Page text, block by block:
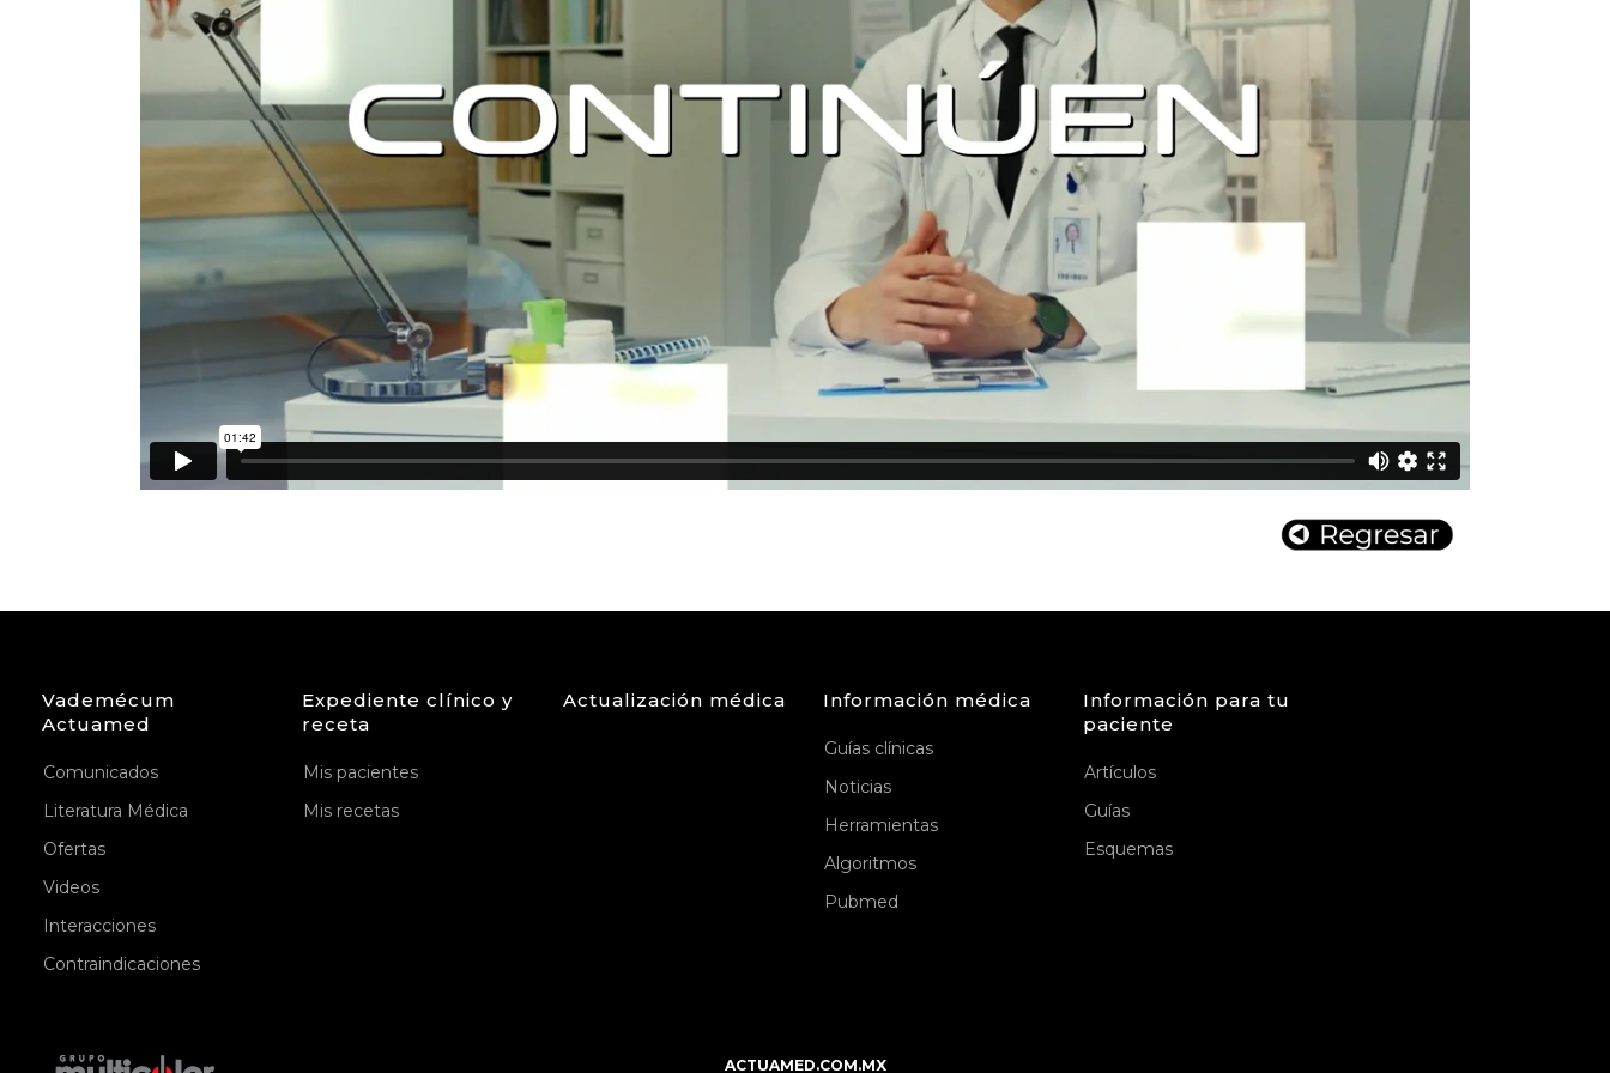
Vademécum
Actuamed
Comunicados
Literatura Médica
Ofertas
Videos
Interacciones
Contraindicaciones
Expediente clínico y
receta
Mis pacientes
Mis recetas
Actualización médica Información médica
Guías clínicas
Noticias
Herramientas
Algoritmos
Pubmed
Información para tu
paciente
Artículos
Guías
Esquemas
ACTUAMED.COM.MX